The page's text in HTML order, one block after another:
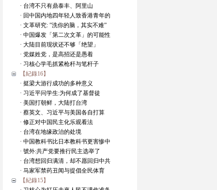
· 台湾不只有鼎泰丰、阿里山
· 回中国内地四年轻人致香港青年的
· 文革研究: ”洗你的脑，其实不难”
· 中国爆发「第二次文革」的可能性
· 大陆目前现状还不够「绝望」
· 党媒姓党，是高招还是愚着
· 习核心学毛抓紧枪杆与笔杆子
【紀錄16】
· 挺梁大游行成功的多种意义
· 习近平问学生:为何成了基督徒
· 美国打朝鲜，大陆打台湾
· 蔡英文、习近平与美国各自打算
· 修正对中国民主化乐观看法
· 台湾在地缘政治的处境
· 中国教科书比日本教科书更害惨中
· 號外:共产党要推行民主选举了
· 台湾想回归满清，却不愿回归中共
· 马家军禁药丑闻与提倡全民体育
【紀錄15】